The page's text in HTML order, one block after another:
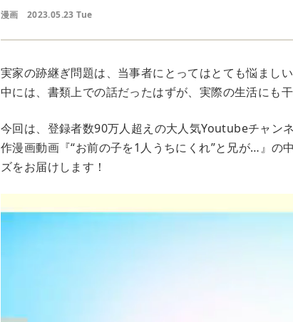
漫画 2023.05.23 Tue
実家の跡継ぎ問題は、当事者にとってはとても悩ましい
中には、書類上での話だったはずが、実際の生活にも
今回は、登録者数90万人超えの大人気Youtubeチャン
作漫画動画『“お前の子を1人うちにくれ”と兄が…』の
ズをお届けします！